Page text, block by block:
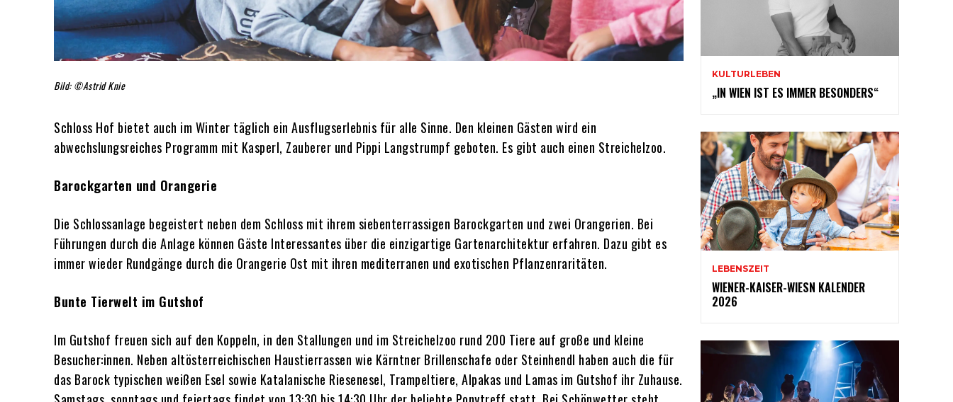
Bild: ©Astrid Knie
Schloss Hof bietet auch im Winter täglich ein Ausflugserlebnis für alle Sinne. Den kleinen Gästen wird ein
abwechslungsreiches Programm mit Kasperl, Zauberer und Pippi Langstrumpf geboten. Es gibt auch einen Streichelzoo.
Barockgarten und Orangerie
Die Schlossanlage begeistert neben dem Schloss mit ihrem siebenterrassigen Barockgarten und zwei Orangerien. Bei
Führungen durch die Anlage können Gäste Interessantes über die einzigartige Gartenarchitektur erfahren. Dazu gibt es
immer wieder Rundgänge durch die Orangerie Ost mit ihren mediterranen und exotischen Pflanzenraritäten.
Bunte Tierwelt im Gutshof
Im Gutshof freuen sich auf den Koppeln, in den Stallungen und im Streichelzoo rund 200 Tiere auf große und kleine
Besucher:innen. Neben altösterreichischen Haustierrassen wie Kärntner Brillenschafe oder Steinhendl haben auch die für
das Barock typischen weißen Esel sowie Katalanische Riesenesel, Trampeltiere, Alpakas und Lamas im Gutshof ihr Zuhause.
KULTURLEBEN
„IN WIEN IST ES IMMER BESONDERS“
LEBENSZEIT
WIENER-KAISER-WIESN KALENDER
2026